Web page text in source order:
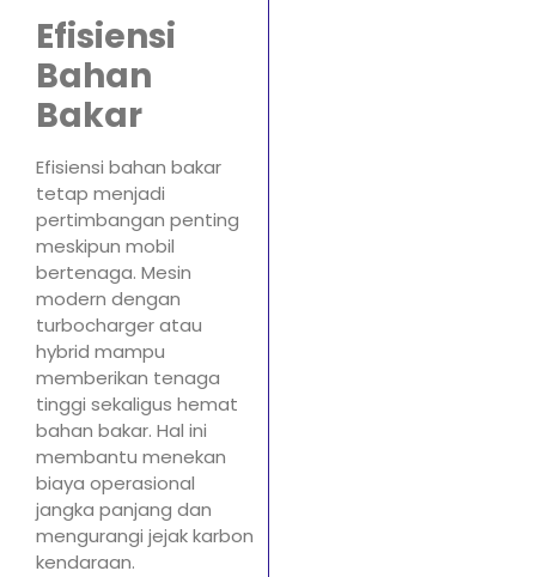
Efisiensi
Bahan
Bakar
Efisiensi bahan bakar
tetap menjadi
pertimbangan penting
meskipun mobil
bertenaga. Mesin
modern dengan
turbocharger atau
hybrid mampu
memberikan tenaga
tinggi sekaligus hemat
bahan bakar. Hal ini
membantu menekan
biaya operasional
jangka panjang dan
mengurangi jejak karbon
kendaraan.